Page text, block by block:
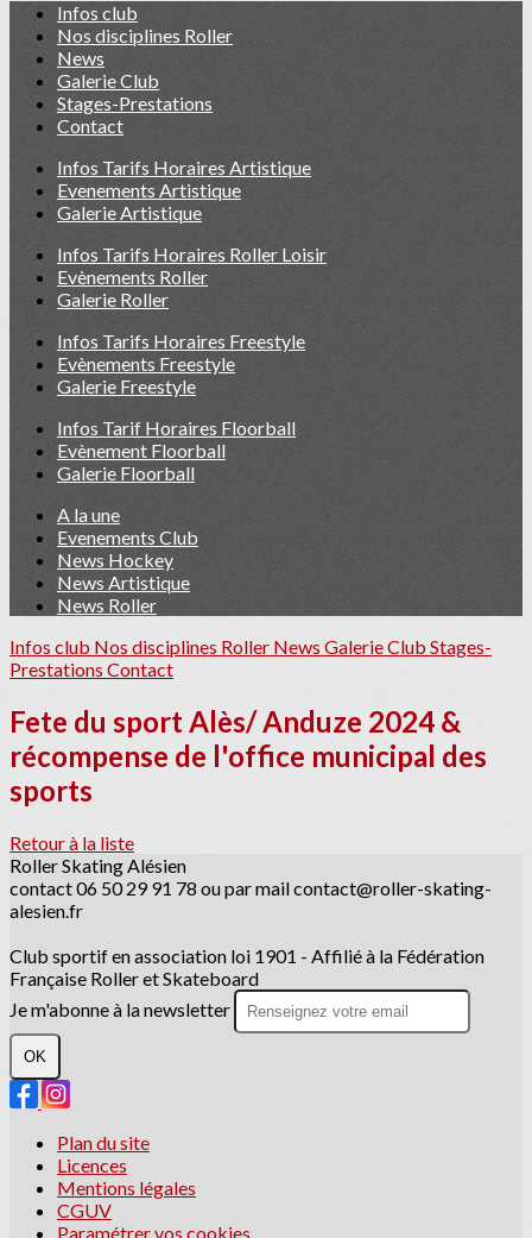
Infos club
Nos disciplines Roller
News
Galerie Club
Stages-Prestations
Contact
Infos Tarifs Horaires Artistique
Evenements Artistique
Galerie Artistique
Infos Tarifs Horaires Roller Loisir
Evènements Roller
Galerie Roller
Infos Tarifs Horaires Freestyle
Evènements Freestyle
Galerie Freestyle
Infos Tarif Horaires Floorball
Evènement Floorball
Galerie Floorball
A la une
Evenements Club
News Hockey
News Artistique
News Roller
Infos club Nos disciplines Roller News Galerie ClubStages-
Prestations Contact
Fete du sport Alès/ Anduze 2024 &
récompense de l'office municipal des
sports
Retour à la liste
Roller Skating Alésien
contact 06 50 29 91 78 ou par mail contact@roller-skating-
alesien.fr
Club sportif en association loi 1901 - Affilié à la Fédération
Française Roller et Skateboard
Je m'abonne à la newsletter
OK
Plan du site
Licences
Mentions légales
CGUV
Paramétrer vos cookies